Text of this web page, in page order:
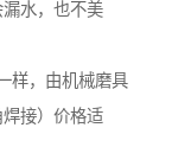
水，也不美
样，由机械磨具
接）价格适